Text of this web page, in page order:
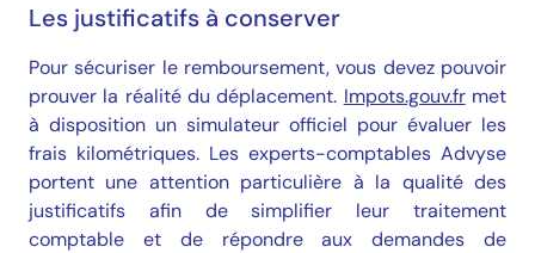
Les justificatifs à conserver
Pour sécuriser le remboursement, vous devez pouvoir
prouver la réalité du déplacement. Impots.gouv.frmet
à disposition un simulateur officiel pour évaluer les
frais kilométriques. Les experts-comptables Advyse
portent une attention particulière à la qualité des
justificatifs afin de simplifier leur traitement
comptable et de répondre aux demandes de